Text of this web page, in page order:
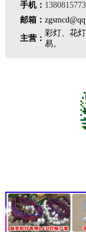
手机：
邮箱：
主营：
彩灯、花
易。